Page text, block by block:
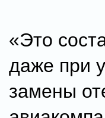
«Это
даже при
замены